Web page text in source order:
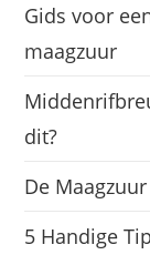
Gids voor
maagzuur
dit?
De
5 Handige